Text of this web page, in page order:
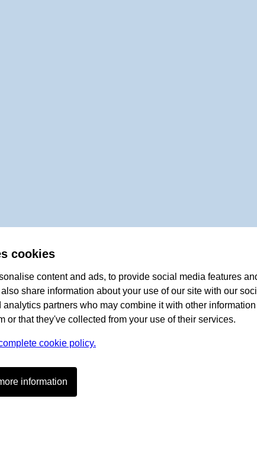
cookies
content and ads, to provide social media features
share information about your use of our site with our
partners who may combine it with other
or that they've collected from your use of their services.
cookie policy.
information